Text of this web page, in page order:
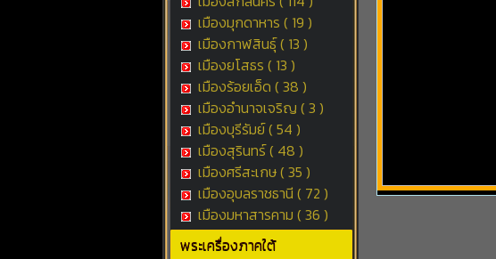
เมืองมุกดาหาร ( 19 )
เมืองกาฬสินธุ์ ( 13 )
เมืองยโสธร ( 13 )
เมืองร้อยเอ็ด ( 38 )
เมืองอำนาจเจริญ ( 3 )
เมืองบุรีรัมย์ ( 54 )
เมืองสุรินทร์ ( 48 )
เมืองศรีสะเกษ ( 35 )
เมืองอุบลราชธานี ( 72 )
เมืองมหาสารคาม ( 36 )
พระเครื่องภาคใต้